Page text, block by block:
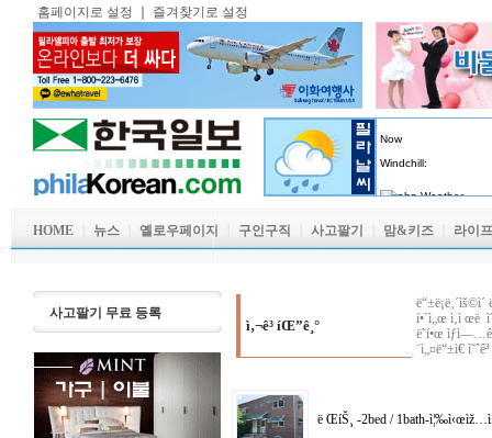
홈페이지로 설정 즐겨찾기로 설정
HOME 뉴스 옐로우페이지 구인구직 사고팔기 맘&키즈 라이
사고팔기 무료 등록
ì‚¬ê³ íŒ”ê¸°
í•´ì„œ ì‚­ì œë
ë˜í•œ
¨ì„¤ë“±ì€
ë ŒíŠ¸ -2bed / 1bath-